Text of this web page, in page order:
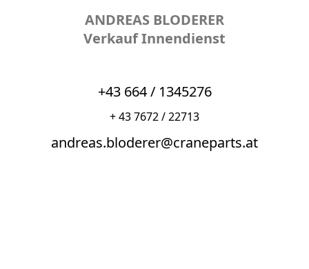
ANDREAS BLODERER
Verkauf Innendienst
+43 664 / 1345276
+ 43 7672 / 22713
andreas.bloderer@craneparts.at